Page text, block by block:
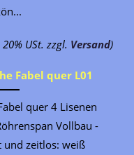
USt. zzgl. Versand)
Fabel quer L01
quer 4 Lisenen
Vollbau -
und zeitlos: weiß